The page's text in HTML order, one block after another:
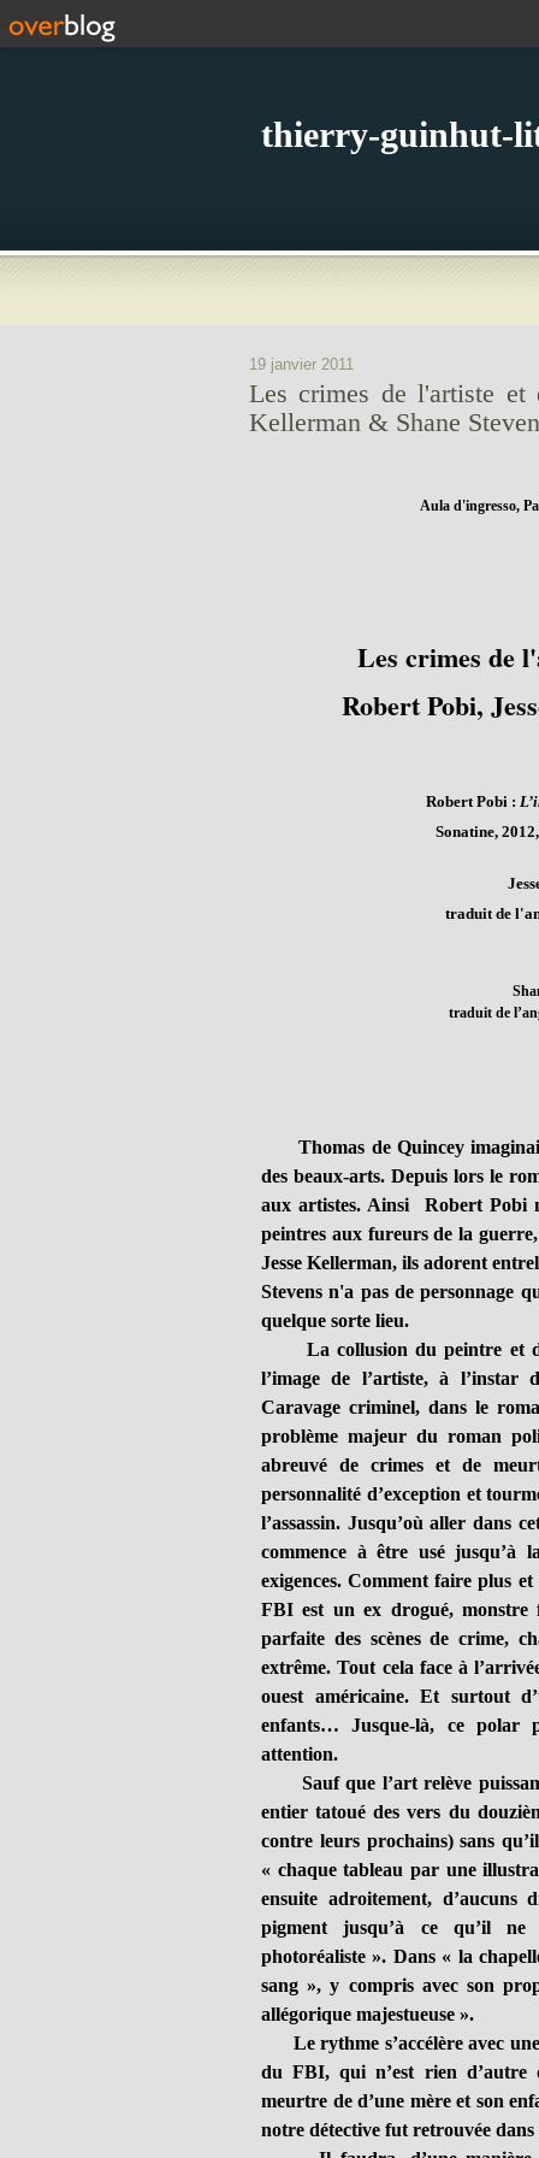
thierry-guinhut-
19 janvier 2011
Les crimes de l'artiste et
Kellerman & Shane
Aula d'ingresso,
Les crimes de
Robert Pobi,
Robert Pobi :
Sonatine,
traduit de
traduit de
Thomas de Quincey
des beaux-arts. Depuis lors le
aux artistes. Ainsi Robert Pobi
peintres aux fureurs de la
Jesse Kellerman, ils adorent
Stevens n'a pas de personnage
quelque sorte lieu.
La collusion du peintre et du
l’image de l’artiste, à l’instar
Caravage criminel, dans le
problème majeur du roman
abreuvé de crimes et de
personnalité d’exception et
l’assassin. Jusqu’où aller dans
commence à être usé jusqu’à
exigences. Comment faire plus
FBI est un ex drogué, monstre
parfaite des scènes de crime,
extrême. Tout cela face à
ouest américaine. Et surtout
enfants… Jusque-là, ce polar
attention.
Sauf que l’art relève
entier tatoué des vers du
contre leurs prochains) sans
« chaque tableau par une
ensuite adroitement, d’aucuns
pigment jusqu’à ce qu’il
photoréaliste ». Dans « la
sang », y compris avec son
allégorique majestueuse ».
Le rythme s’accélère avec
du FBI, qui n’est rien d’autre
meurtre de d’une mère et son
notre détective fut retrouvée dans